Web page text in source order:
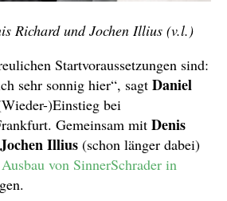
Richard und Jochen Illius (v.l.)
Startvoraussetzungen sind:
sehr sonnig hier“, sagt Daniel
)Einstieg bei
Gemeinsam mit Denis
Jochen Illius (schon länger dabei)
Ausbau von SinnerSchrader in